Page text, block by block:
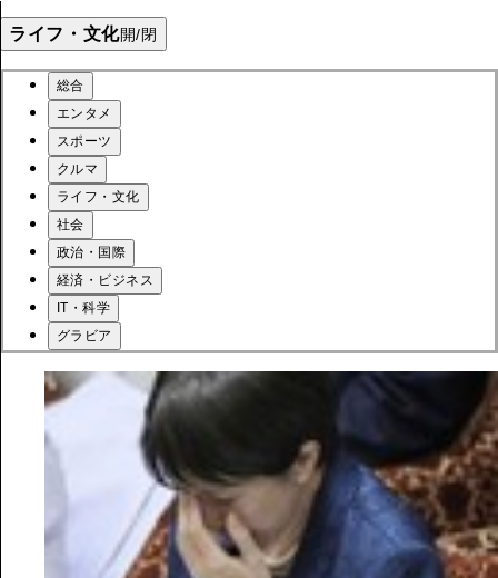
ライフ・文化開/閉
総合
エンタメ
スポーツ
クルマ
ライフ・文化
社会
政治・国際
経済・ビジネス
IT・科学
グラビア